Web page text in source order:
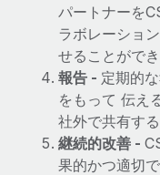
パートナーを
ラボレーショ
せることができ
報告 - 定期的
をもって 伝え
社外で共有する
継続的改善 -
果的かつ適切